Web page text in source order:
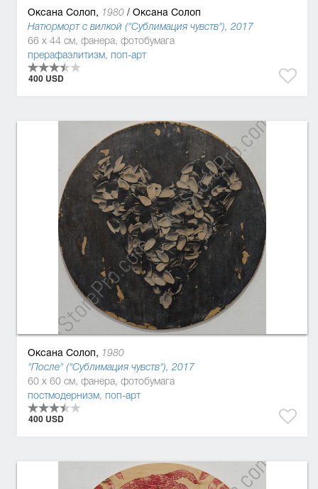
Оксана Солоп, 1980 / Оксана Солоп
Натюрморт с вилкой ("Сублимация чувств"), 2017
66 x 44 см, фанера, фотобумага
прерафаэлитизм, поп-арт
400 USD
Оксана Солоп, 1980
"После" ("Сублимация чувств"), 2017
60 x 60 см, фанера, фотобумага
постмодернизм, поп-арт
400 USD